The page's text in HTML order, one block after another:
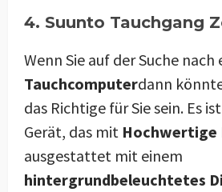
4. Suunto Tauchgang
Wenn Sie auf der Suche nach
Tauchcomputerdann
das Richtige für Sie sein. Es
Gerät, das mit Hochwertige
ausgestattet mit einem
hintergrundbeleuchtetes